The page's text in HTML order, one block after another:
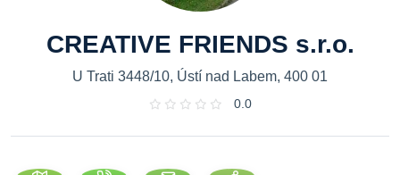
CREATIVE FRIENDS s.r.o.
U Trati 3448/10, Ústí nad Labem, 400 01
0.0